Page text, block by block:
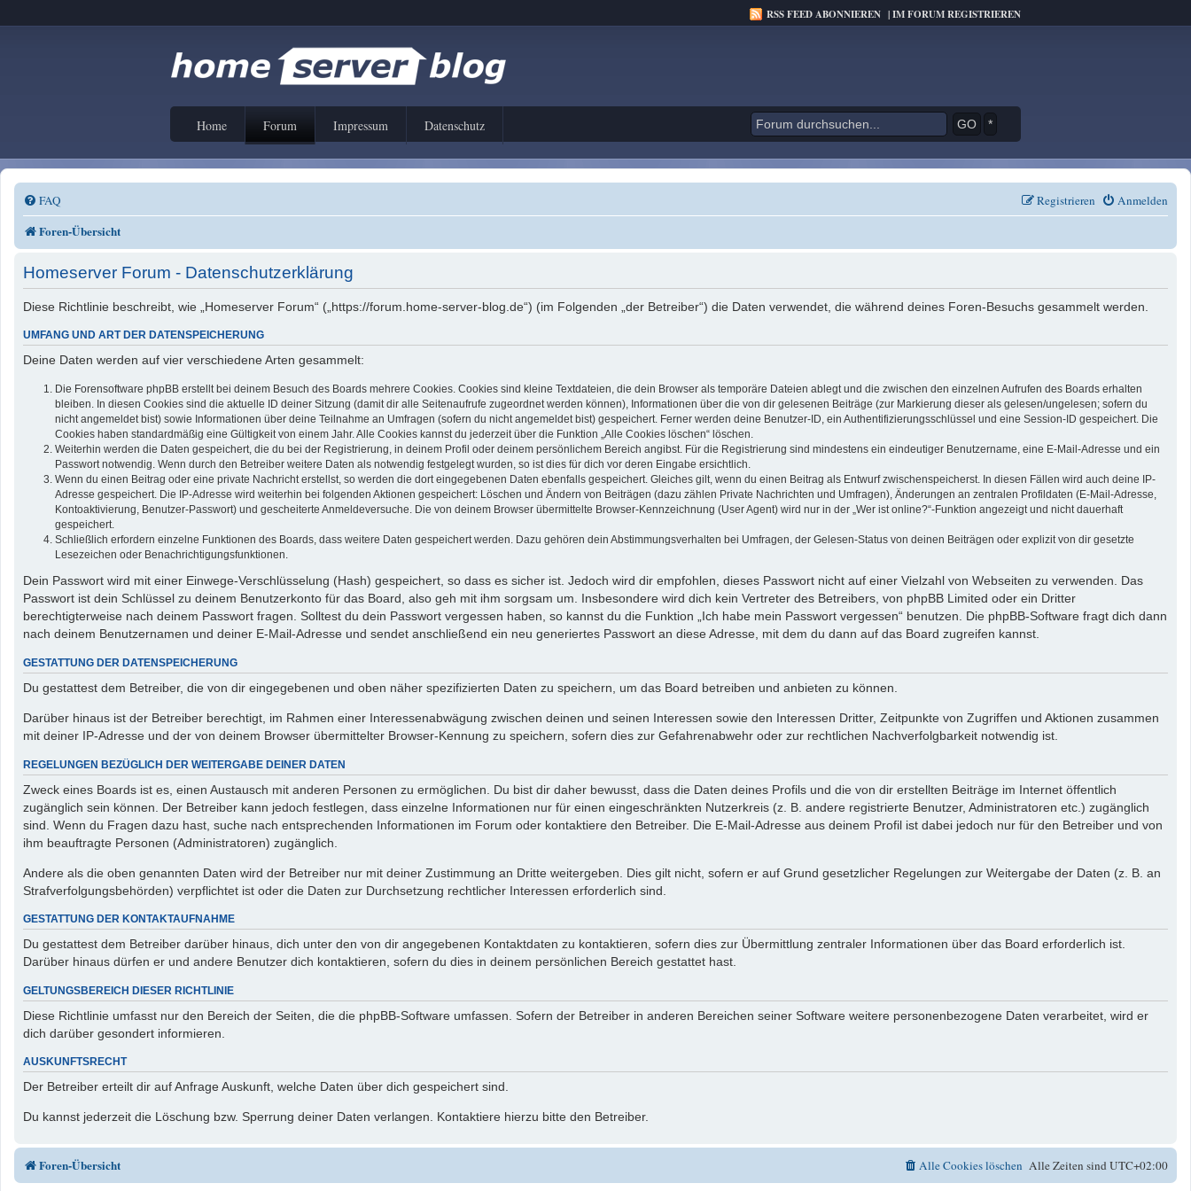
RSS FEED ABONNIEREN |IM FORUM REGISTRIEREN
Home Forum Impressum Datenschutz *
FAQ Anmelden
Registrieren
Foren-Übersicht
Homeserver Forum - Datenschutzerklärung
Diese Richtlinie beschreibt, wie „Homeserver Forum“ („https://forum.home-server-blog.de“) (im Folgenden „der Betreiber“) die Daten verwendet, die während deines Foren-Besuchs gesammelt werden.
UMFANG UND ART DER DATENSPEICHERUNG
Deine Daten werden auf vier verschiedene Arten gesammelt:
Die Forensoftware phpBB erstellt bei deinem Besuch des Boards mehrere Cookies. Cookies sind kleine Textdateien, die dein Browser als temporäre Dateien ablegt und die zwischen den einzelnen Aufrufen des Boards erhalten
bleiben. In diesen Cookies sind die aktuelle ID deiner Sitzung (damit dir alle Seitenaufrufe zugeordnet werden können), Informationen über die von dir gelesenen Beiträge (zur Markierung dieser als gelesen/ungelesen; sofern du
nicht angemeldet bist) sowie Informationen über deine Teilnahme an Umfragen (sofern du nicht angemeldet bist) gespeichert. Ferner werden deine Benutzer-ID, ein Authentifizierungsschlüssel und eine Session-ID gespeichert. Die
Cookies haben standardmäßig eine Gültigkeit von einem Jahr. Alle Cookies kannst du jederzeit über die Funktion „Alle Cookies löschen“ löschen.
Weiterhin werden die Daten gespeichert, die du bei der Registrierung, in deinem Profil oder deinem persönlichem Bereich angibst. Für die Registrierung sind mindestens ein eindeutiger Benutzername, eine E-Mail-Adresse und ein
Passwort notwendig. Wenn durch den Betreiber weitere Daten als notwendig festgelegt wurden, so ist dies für dich vor deren Eingabe ersichtlich.
Wenn du einen Beitrag oder eine private Nachricht erstellst, so werden die dort eingegebenen Daten ebenfalls gespeichert. Gleiches gilt, wenn du einen Beitrag als Entwurf zwischenspeicherst. In diesen Fällen wird auch deine IP-
Adresse gespeichert. Die IP-Adresse wird weiterhin bei folgenden Aktionen gespeichert: Löschen und Ändern von Beiträgen (dazu zählen Private Nachrichten und Umfragen), Änderungen an zentralen Profildaten (E-Mail-Adresse,
Kontoaktivierung, Benutzer-Passwort) und gescheiterte Anmeldeversuche. Die von deinem Browser übermittelte Browser-Kennzeichnung (User Agent) wird nur in der „Wer ist online?“-Funktion angezeigt und nicht dauerhaft
gespeichert.
Schließlich erfordern einzelne Funktionen des Boards, dass weitere Daten gespeichert werden. Dazu gehören dein Abstimmungsverhalten bei Umfragen, der Gelesen-Status von deinen Beiträgen oder explizit von dir gesetzte
Lesezeichen oder Benachrichtigungsfunktionen.
Dein Passwort wird mit einer Einwege-Verschlüsselung (Hash) gespeichert, so dass es sicher ist. Jedoch wird dir empfohlen, dieses Passwort nicht auf einer Vielzahl von Webseiten zu verwenden. Das
Passwort ist dein Schlüssel zu deinem Benutzerkonto für das Board, also geh mit ihm sorgsam um. Insbesondere wird dich kein Vertreter des Betreibers, von phpBB Limited oder ein Dritter
berechtigterweise nach deinem Passwort fragen. Solltest du dein Passwort vergessen haben, so kannst du die Funktion „Ich habe mein Passwort vergessen“ benutzen. Die phpBB-Software fragt dich dann
nach deinem Benutzernamen und deiner E-Mail-Adresse und sendet anschließend ein neu generiertes Passwort an diese Adresse, mit dem du dann auf das Board zugreifen kannst.
GESTATTUNG DER DATENSPEICHERUNG
Du gestattest dem Betreiber, die von dir eingegebenen und oben näher spezifizierten Daten zu speichern, um das Board betreiben und anbieten zu können.
Darüber hinaus ist der Betreiber berechtigt, im Rahmen einer Interessenabwägung zwischen deinen und seinen Interessen sowie den Interessen Dritter, Zeitpunkte von Zugriffen und Aktionen zusammen
mit deiner IP-Adresse und der von deinem Browser übermittelter Browser-Kennung zu speichern, sofern dies zur Gefahrenabwehr oder zur rechtlichen Nachverfolgbarkeit notwendig ist.
REGELUNGEN BEZÜGLICH DER WEITERGABE DEINER DATEN
Zweck eines Boards ist es, einen Austausch mit anderen Personen zu ermöglichen. Du bist dir daher bewusst, dass die Daten deines Profils und die von dir erstellten Beiträge im Internet öffentlich
zugänglich sein können. Der Betreiber kann jedoch festlegen, dass einzelne Informationen nur für einen eingeschränkten Nutzerkreis (z. B. andere registrierte Benutzer, Administratoren etc.) zugänglich
sind. Wenn du Fragen dazu hast, suche nach entsprechenden Informationen im Forum oder kontaktiere den Betreiber. Die E-Mail-Adresse aus deinem Profil ist dabei jedoch nur für den Betreiber und von
ihm beauftragte Personen (Administratoren) zugänglich.
Andere als die oben genannten Daten wird der Betreiber nur mit deiner Zustimmung an Dritte weitergeben. Dies gilt nicht, sofern er auf Grund gesetzlicher Regelungen zur Weitergabe der Daten (z. B. an
Strafverfolgungsbehörden) verpflichtet ist oder die Daten zur Durchsetzung rechtlicher Interessen erforderlich sind.
GESTATTUNG DER KONTAKTAUFNAHME
Du gestattest dem Betreiber darüber hinaus, dich unter den von dir angegebenen Kontaktdaten zu kontaktieren, sofern dies zur Übermittlung zentraler Informationen über das Board erforderlich ist.
Darüber hinaus dürfen er und andere Benutzer dich kontaktieren, sofern du dies in deinem persönlichen Bereich gestattet hast.
GELTUNGSBEREICH DIESER RICHTLINIE
Diese Richtlinie umfasst nur den Bereich der Seiten, die die phpBB-Software umfassen. Sofern der Betreiber in anderen Bereichen seiner Software weitere personenbezogene Daten verarbeitet, wird er
dich darüber gesondert informieren.
AUSKUNFTSRECHT
Der Betreiber erteilt dir auf Anfrage Auskunft, welche Daten über dich gespeichert sind.
Du kannst jederzeit die Löschung bzw. Sperrung deiner Daten verlangen. Kontaktiere hierzu bitte den Betreiber.
Foren-Übersicht Alle Zeiten sindUTC+02:00
Alle Cookies löschen